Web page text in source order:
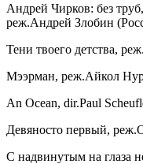
Андрей Чирков: без
реж.Андрей Злобин
Тени твоего детства,
Мээрман, реж.Айкол
An Ocean, dir.Paul
Девяносто первый,
С надвинутым на глаза